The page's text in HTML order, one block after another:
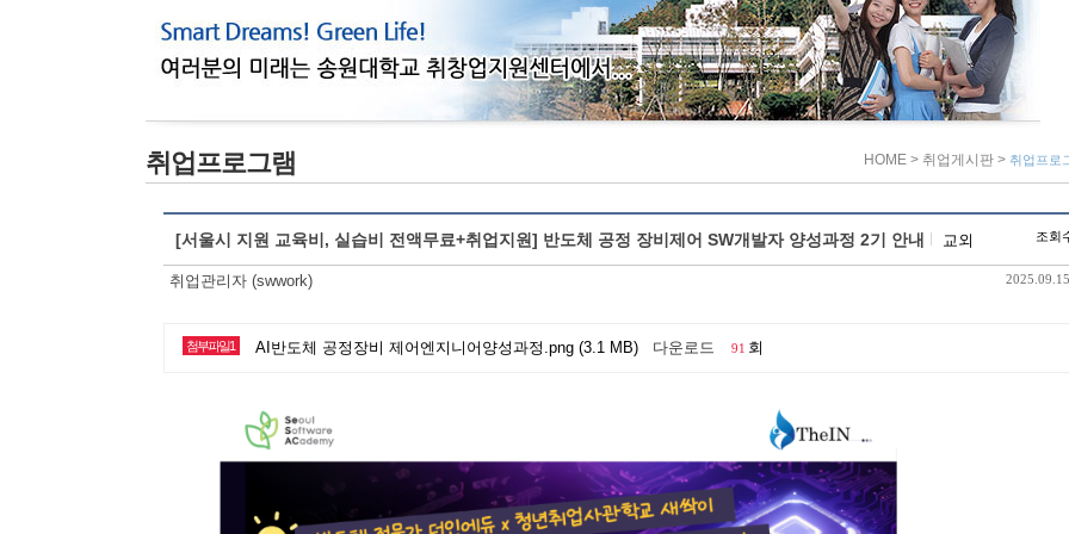
취업프로그램 HOME > 취업게시판 > 취업프로
[서울시 지원 교육비, 실습비 전액무료+취업지원] 반도체 공정 장비제어 SW개발자 양성과정 2기 안내 교외 조회
취업관리자 (swwork)
첨부파일1 AI반도체 공정장비 제어엔지니어양성과정.png (3.1 MB) 다운로드 91 회